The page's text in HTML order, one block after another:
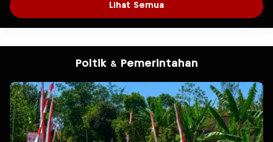
Lihat Semua
Poltik & Pemerintahan